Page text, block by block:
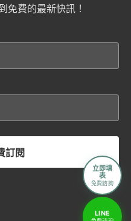
免費的最新快訊！
訂閱
立即填
表
免費諮詢
LINE